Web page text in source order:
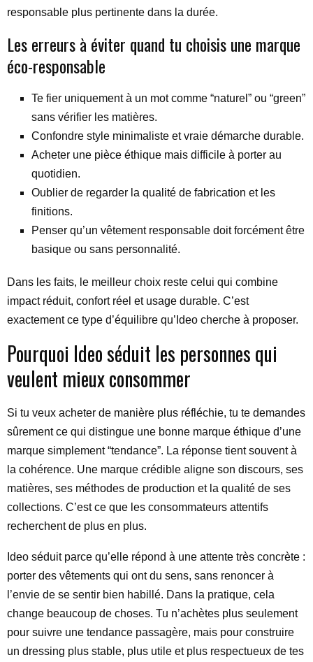
responsable plus pertinente dans la durée.
Les erreurs à éviter quand tu choisis une marque
éco-responsable
Te fier uniquement à un mot comme “naturel” ou “green”
sans vérifier les matières.
Confondre style minimaliste et vraie démarche durable.
Acheter une pièce éthique mais difficile à porter au
quotidien.
Oublier de regarder la qualité de fabrication et les
finitions.
Penser qu’un vêtement responsable doit forcément être
basique ou sans personnalité.
Dans les faits, le meilleur choix reste celui qui combine
impact réduit, confort réel et usage durable. C’est
exactement ce type d’équilibre qu’Ideo cherche à proposer.
Pourquoi Ideo séduit les personnes qui
veulent mieux consommer
Si tu veux acheter de manière plus réfléchie, tu te demandes
sûrement ce qui distingue une bonne marque éthique d’une
marque simplement “tendance”. La réponse tient souvent à
la cohérence. Une marque crédible aligne son discours, ses
matières, ses méthodes de production et la qualité de ses
collections. C’est ce que les consommateurs attentifs
recherchent de plus en plus.
Ideo séduit parce qu’elle répond à une attente très concrète :
porter des vêtements qui ont du sens, sans renoncer à
l’envie de se sentir bien habillé. Dans la pratique, cela
change beaucoup de choses. Tu n’achètes plus seulement
pour suivre une tendance passagère, mais pour construire
un dressing plus stable, plus utile et plus respectueux de tes